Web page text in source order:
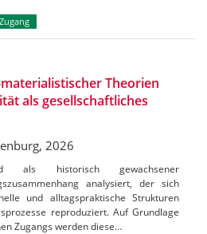
Zugang
Theorien
als gesellschaftliches
2026
als historisch gewachsener
analysiert, der sich
und alltagspraktische Strukturen
reproduziert. Auf Grundlage
Zugangs werden diese…